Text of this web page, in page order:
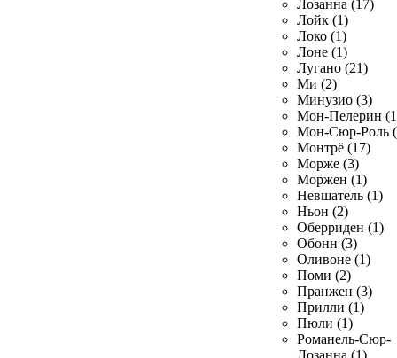
Лозанна (17)
Лойк (1)
Локо (1)
Лоне (1)
Лугано (21)
Ми (2)
Минузио (3)
Мон-Пелерин
Мон-Сюр-Роль
Монтрё (17)
Морже (3)
Моржен (1)
Невшатель (1)
Ньон (2)
Оберриден (1)
Обонн (3)
Оливоне (1)
Поми (2)
Пранжен (3)
Прилли (1)
Пюли (1)
Романель-Сюр-
Лозанна (1)